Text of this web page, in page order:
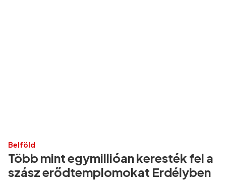
Belföld
Több mint egymillióan keresték fel a
szász erődtemplomokat Erdélyben